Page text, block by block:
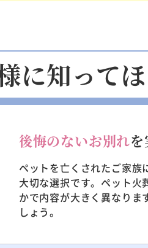
に知って
後悔のないお別れ
ペットを亡くされたご家族
大切な選択です。ペット火
かで内容が大きく異なりま
しょう。